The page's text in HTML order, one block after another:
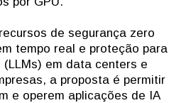
de segurança zero
tempo real e proteção para
em data centers e
a proposta é permitir
e operem aplicações de IA